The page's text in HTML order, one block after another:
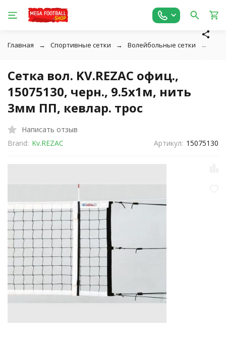
Главная Спортивные сетки Волейбольные сетки
Сетка вол. KV.REZAC офиц.,
15075130, черн., 9.5х1м, нить
3мм ПП, кевлар. трос
Написать отзыв
Brand: Kv.REZAC Артикул: 15075130